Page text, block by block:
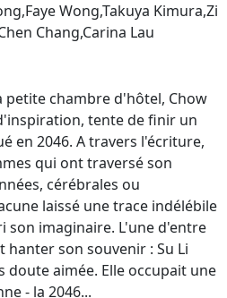
Wong,Takuya Kimura,Zi
Chang,Carina Lau
petite chambre d'hôtel, Chow
tente de finir un
en 2046. A travers l'écriture,
qui ont traversé son
cérébrales ou
laissé une trace indélébile
son imaginaire. L'une d'entre
son souvenir : Su Li
doute aimée. Elle occupait une
- la 2046...